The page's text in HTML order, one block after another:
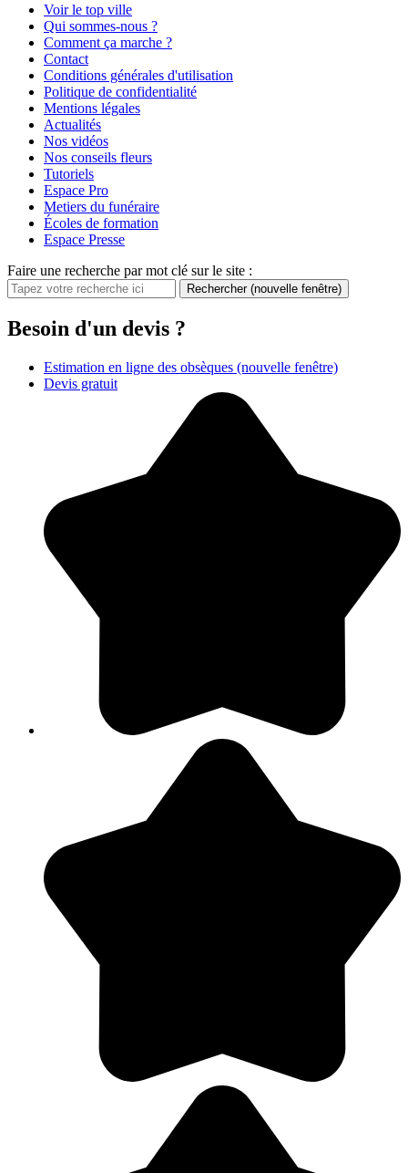
Voir le top ville
Qui sommes-nous ?
Comment ça marche ?
Contact
Conditions générales d'utilisation
Politique de confidentialité
Mentions légales
Actualités
Nos vidéos
Nos conseils fleurs
Tutoriels
Espace Pro
Metiers du funéraire
Écoles de formation
Espace Presse
Faire une recherche par mot clé sur le site :
Rechercher (nouvelle fenêtre)
Besoin d'un devis ?
Estimation en ligne des obsèques (nouvelle fenêtre)
Devis gratuit